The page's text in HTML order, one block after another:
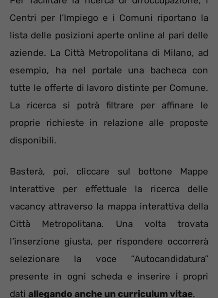
Centri per l’Impiego e i Comuni riportano la
lista delle posizioni aperte online al pari delle
aziende. La Città Metropolitana di Milano, ad
esempio, ha nel portale una bacheca con
tutte le offerte di lavoro distinte per Comune.
La ricerca si potrà filtrare per affinare le
proprie richieste in relazione alle proposte
disponibili.
Basterà, poi, cliccare sul bottone Mappe
Interattive per effettuale la ricerca delle
vacancy attraverso la mappa interattiva della
Città Metropolitana. Una volta trovata
l’inserzione giusta, per rispondere occorrerà
selezionare la voce “Autocandidatura”
presente in ogni scheda e inserire i propri
dati allegando anche un curriculum vitae.